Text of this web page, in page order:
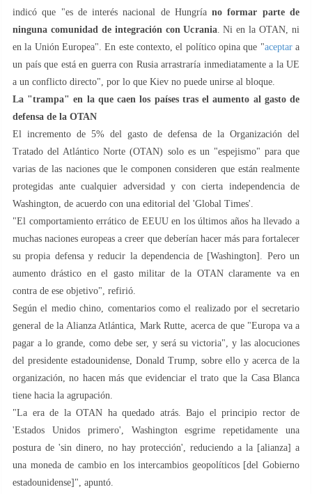
indicó que "es de interés nacional de Hungríano formar parte de
ninguna comunidad de integración con Ucrania. Ni en la OTAN, ni
en la Unión Europea". En este contexto, el político opina que "aceptara
un país que está en guerra con Rusia arrastraría inmediatamente a la UE
a un conflicto directo", por lo que Kiev no puede unirse al bloque.
La "trampa" en la que caen los países tras el aumento al gasto de
defensa de la OTAN
El incremento de 5% del gasto de defensa de la Organización del
Tratado del Atlántico Norte (OTAN) solo es un "espejismo" para que
varias de las naciones que le componen consideren que están realmente
protegidas ante cualquier adversidad y con cierta independencia de
Washington, de acuerdo con una editorial del 'Global Times'.
"El comportamiento errático de EEUU en los últimos años ha llevado a
muchas naciones europeas a creer que deberían hacer más para fortalecer
su propia defensa y reducir la dependencia de [Washington]. Pero un
aumento drástico en el gasto militar de la OTAN claramente va en
contra de ese objetivo", refirió.
Según el medio chino, comentarios como el realizado por el secretario
general de la Alianza Atlántica, Mark Rutte, acerca de que "Europa va a
pagar a lo grande, como debe ser, y será su victoria", y las alocuciones
del presidente estadounidense, Donald Trump, sobre ello y acerca de la
organización, no hacen más que evidenciar el trato que la Casa Blanca
tiene hacia la agrupación.
"La era de la OTAN ha quedado atrás. Bajo el principio rector de
'Estados Unidos primero', Washington esgrime repetidamente una
postura de 'sin dinero, no hay protección', reduciendo a la [alianza] a
una moneda de cambio en los intercambios geopolíticos [del Gobierno
estadounidense]", apuntó.